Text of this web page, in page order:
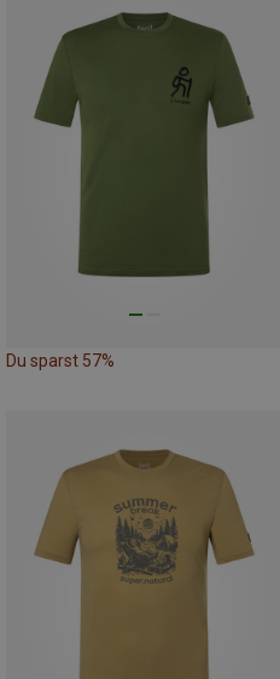
Du sparst 57%